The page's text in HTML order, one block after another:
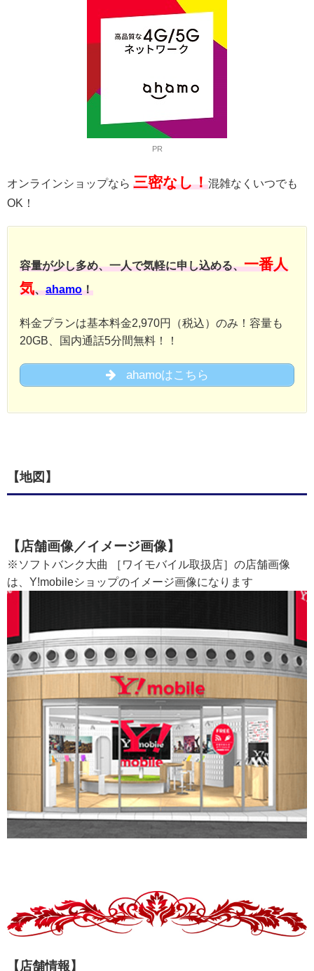
PR
オンラインショップなら 三密なし！混雑なくいつでも
OK！
容量が少し多め、一人で気軽に申し込める、一番人
気、ahamo！
料金プランは基本料金2,970円（税込）のみ！容量も
20GB、国内通話5分間無料！！
ahamoはこちら
【地図】
【店舗画像／イメージ画像】
※ソフトバンク大曲 ［ワイモバイル取扱店］の店舗画像
は、Y!mobileショップのイメージ画像になります
【店舗情報】